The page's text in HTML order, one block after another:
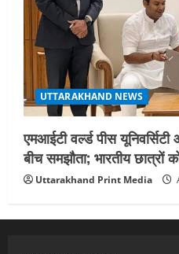
UTTARAKHAND NEWS
एमआईटी वर्ल्ड पीस
बीच समझौता; भारतीय छात्रों
Uttarakhand Print Media